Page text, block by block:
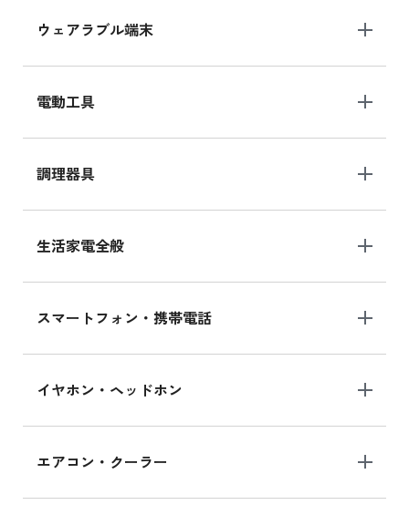
ウェアラブル端末
電動工具
調理器具
生活家電全般
スマートフォン・携帯電話
イヤホン・ヘッドホン
エアコン・クーラー